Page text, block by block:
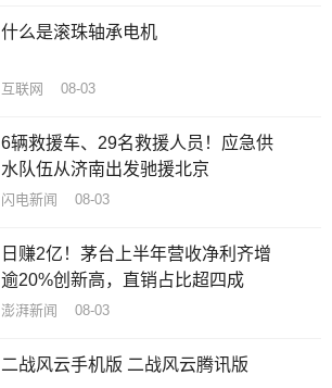
什么是滚珠轴承电机
互联网 08-03
6辆救援车、29名救援人员！应急供
水队伍从济南出发驰援北京
闪电新闻 08-03
日赚2亿！茅台上半年营收净利齐增
逾20%创新高，直销占比超四成
澎湃新闻 08-03
二战风云手机版 二战风云腾讯版